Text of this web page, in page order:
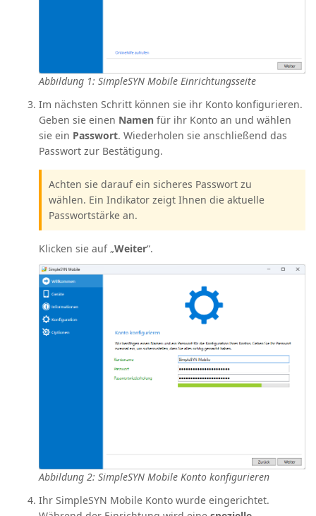
Abbildung 1: SimpleSYN Mobile Einrichtungsseite
Im nächsten Schritt können sie ihr Konto konfigurieren.
Geben sie einen Namen für ihr Konto an und wählen
sie ein Passwort. Wiederholen sie anschließend das
Passwort zur Bestätigung.
Achten sie darauf ein sicheres Passwort zu
wählen. Ein Indikator zeigt Ihnen die aktuelle
Passwortstärke an.
Klicken sie auf „Weiter“.
Abbildung 2: SimpleSYN Mobile Konto konfigurieren
Ihr SimpleSYN Mobile Konto wurde eingerichtet.